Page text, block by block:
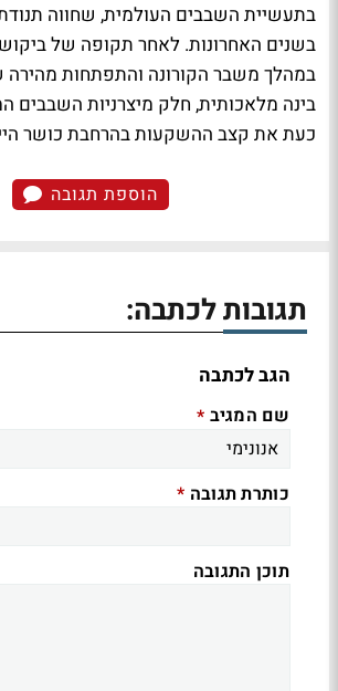
בתעשיית השבבים העולמית, שחווה
בשנים האחרונות. לאחר תקופה של
במהלך משבר הקורונה והתפתחות מהירה
בינה מלאכותית, חלק מיצרניות השבבים
כעת את קצב ההשקעות בהרחבת כושר
הוספת תגובה
תגובות לכתבה:
הגב לכתבה
שם המגיב *
כותרת תגובה *
תוכן התגובה